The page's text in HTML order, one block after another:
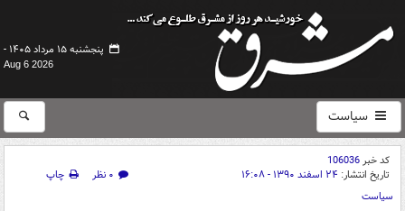
پنجشنبه ۱۵ مرداد ۱۴۰۵ -
Aug 6 2026
سیاست
کد خبر106036
تاریخ انتشار: ۲۴ اسفند ۱۳۹۰ - ۱۶:۰۸ ۰ نظر
چاپ
سیاست